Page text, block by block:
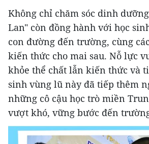
Không chỉ chăm sóc dinh
Lan" còn đồng hành với học
con đường đến trường, cùng
kiến thức cho mai sau. Nỗ lực
khỏe thể chất lẫn kiến thức và
sinh vùng lũ này đã tiếp thêm
những cô cậu học trò miền
vượt khó, vững bước đến